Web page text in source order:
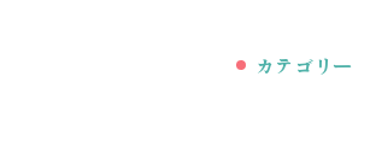
カテゴリー